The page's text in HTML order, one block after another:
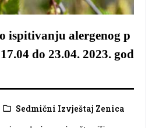
ispitivanju alergenog p
do 23.04. 2023. god
Sedmični Izvještaj Zenica